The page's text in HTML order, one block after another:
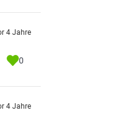
4 Jahre
0
4 Jahre